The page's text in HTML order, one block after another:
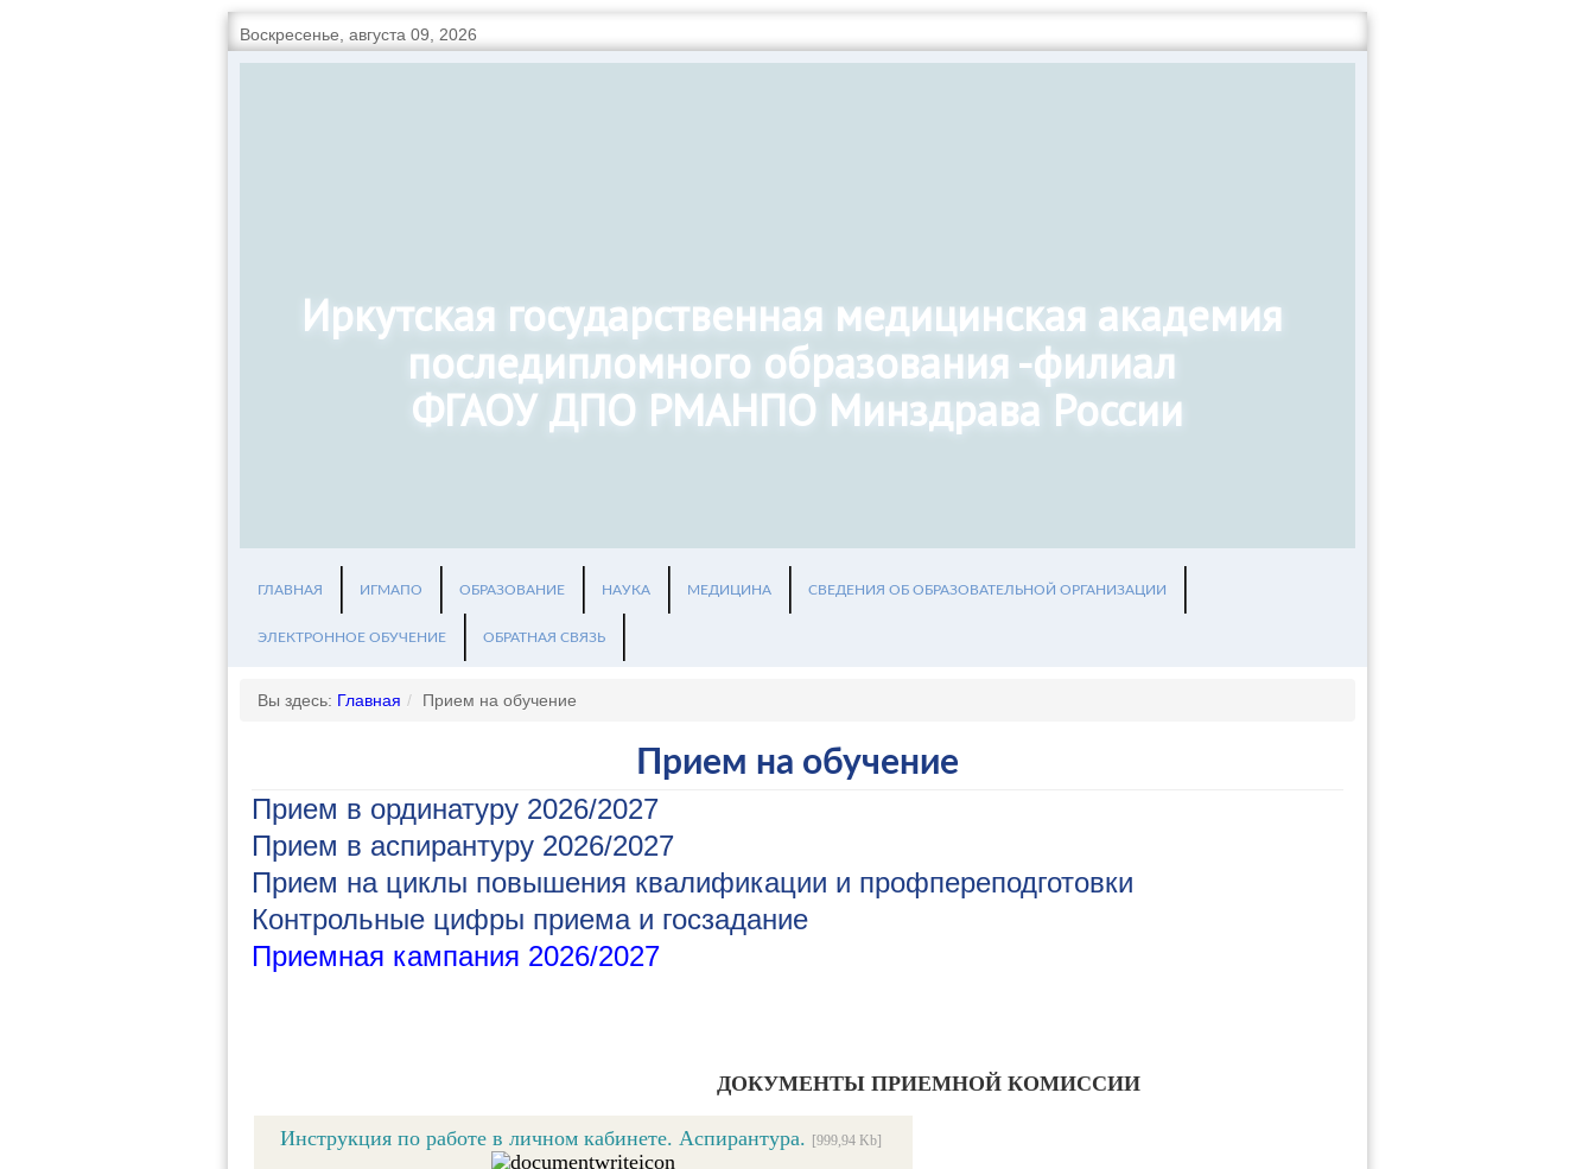
Воскресенье, августа 09, 2026
Иркутская государственная медицинская академия
последипломного образования -филиал
ФГАОУ ДПО РМАНПО Минздрава России
ГЛАВНАЯ ИГМАПО ОБРАЗОВАНИЕ НАУКА МЕДИЦИНА СВЕДЕНИЯ ОБ ОБРАЗОВАТЕЛЬНОЙ ОРГАНИЗАЦИИ
ЭЛЕКТРОННОЕ ОБУЧЕНИЕ ОБРАТНАЯ СВЯЗЬ
Вы здесь: Главная / Прием на обучение
Прием на обучение
Прием в ординатуру 2026/2027
Прием в аспирантуру 2026/2027
Прием на циклы повышения квалификации и профпереподготовки
Контрольные цифры приема и госзадание
Приемная кампания 2026/2027
ДОКУМЕНТЫ ПРИЕМНОЙ КОМИССИИ
Инструкция по работе в личном кабинете. Аспирантура. [999,94 Kb]